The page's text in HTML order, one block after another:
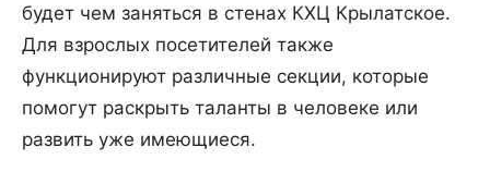
будет чем заняться в стенах КХЦ Крылатское.
Для взрослых посетителей также
функционируют различные секции, которые
помогут раскрыть таланты в человеке или
развить уже имеющиеся.